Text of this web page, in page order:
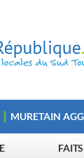
MURETAIN